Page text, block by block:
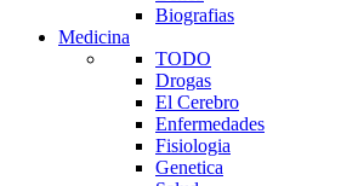
Biografias
Medicina
TODO
Drogas
El Cerebro
Enfermedades
Fisiologia
Genetica